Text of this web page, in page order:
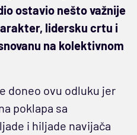
ostavio nešto važnije
lidersku crtu i
na kolektivnom
doneo ovu odluku jer
poklapa sa
i hiljade navijača